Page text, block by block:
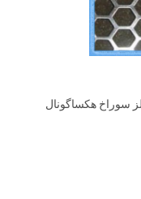
سوراخ هکساگونال